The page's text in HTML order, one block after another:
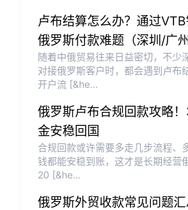
卢布结算怎么办？通过
俄罗斯付款难题（深圳/广州
随着中俄贸易往来日益密切，不少
对接俄罗斯客户时，都会遇到卢
开户流 [&he…
俄罗斯卢布合规回款攻略
金安稳回国
合规回款或许需要多走几步流程、
钱都能安稳到账，这才是长期经营
20 [&he…
俄罗斯外贸收款常见问题